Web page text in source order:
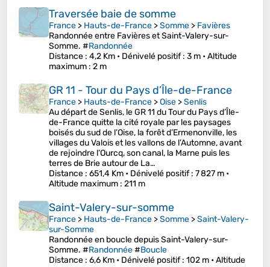
Traversée baie de somme
France > Hauts-de-France >Somme > Favières
Randonnée entre Favières et Saint-Valery-sur-
Somme. #Randonnée
Distance : 4,2 Km • Dénivelé positif: 3 m •Altitude
maximum : 2 m
GR 11 - Tour du Pays d’Île-de-France
France > Hauts-de-France >Oise >Senlis
Au départ de Senlis, le GR 11 du Tour du Pays d’Île-
de-France quitte la cité royale par les paysages
boisés du sud de l’Oise, la forêt d’Ermenonville, les
villages du Valois et les vallons de l’Automne, avant
de rejoindre l’Ourcq, son canal, la Marne puis les
terres de Brie autour de La…
Distance : 651,4 Km • Dénivelé positif: 7 827 m •
Altitude maximum : 211 m
Saint-Valery-sur-somme
France > Hauts-de-France >Somme >Saint-Valery-
sur-Somme
Randonnée en boucle depuis Saint-Valery-sur-
Somme. #Randonnée#Boucle
Distance : 6,6 Km • Dénivelé positif: 102 m •Altitude